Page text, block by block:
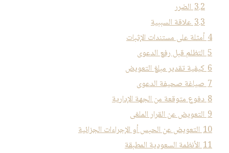
3.2 الضرر
3.3 علاقة السببية
4 أمثلة على مستندات الإثبات
5 التظلم قبل رفع الدعوى
6 كيفية تقدير مبلغ التعويض
7 صياغة صحيفة الدعوى
8 دفوع متوقعة من الجهة الإدارية
9 التعويض عن القرار الملغى
10 التعويض عن الحبس أو الإجراءات الجزائية
11 الأنظمة السعودية المطبقة